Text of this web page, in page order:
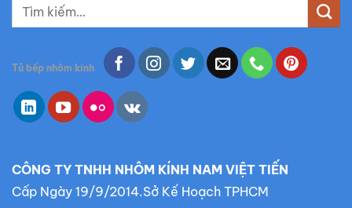
ì
k
ế
m
Tủ bếp nhôm kính
CÔNG TY TNHH NHÔM KÍNH NAM VIỆT TIẾN
Cấp Ngày 19/9/2014.Sở Kế Hoạch TPHCM